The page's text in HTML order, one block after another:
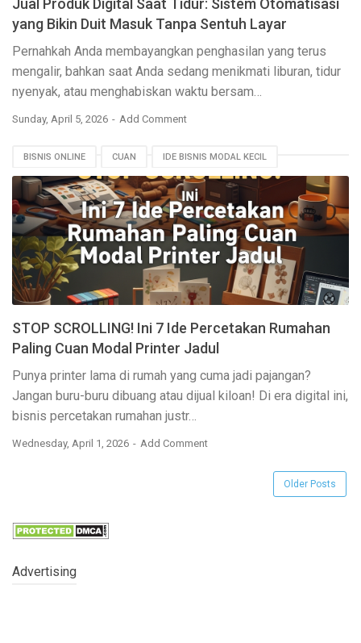
yang Bikin Duit Masuk Tanpa Sentuh Layar
Pernahkah Anda membayangkan penghasilan yang terus
mengalir, bahkan saat Anda sedang menikmati liburan, tidur
nyenyak, atau menghabiskan waktu bersam…
Sunday, April 5, 2026 Add Comment
BISNIS ONLINE CUAN IDE BISNIS MODAL KECIL
PASSIVE INCOME PELUANG USAHA PERCETAKAN RUMAHAN
PRINTER JADUL UMKM
STOP SCROLLING! Ini 7 Ide Percetakan Rumahan
Paling Cuan Modal Printer Jadul
Punya printer lama di rumah yang cuma jadi pajangan?
Jangan buru-buru dibuang atau dijual kiloan! Di era digital ini,
bisnis percetakan rumahan justr…
Wednesday, April 1, 2026 Add Comment
Older Posts
Advertising